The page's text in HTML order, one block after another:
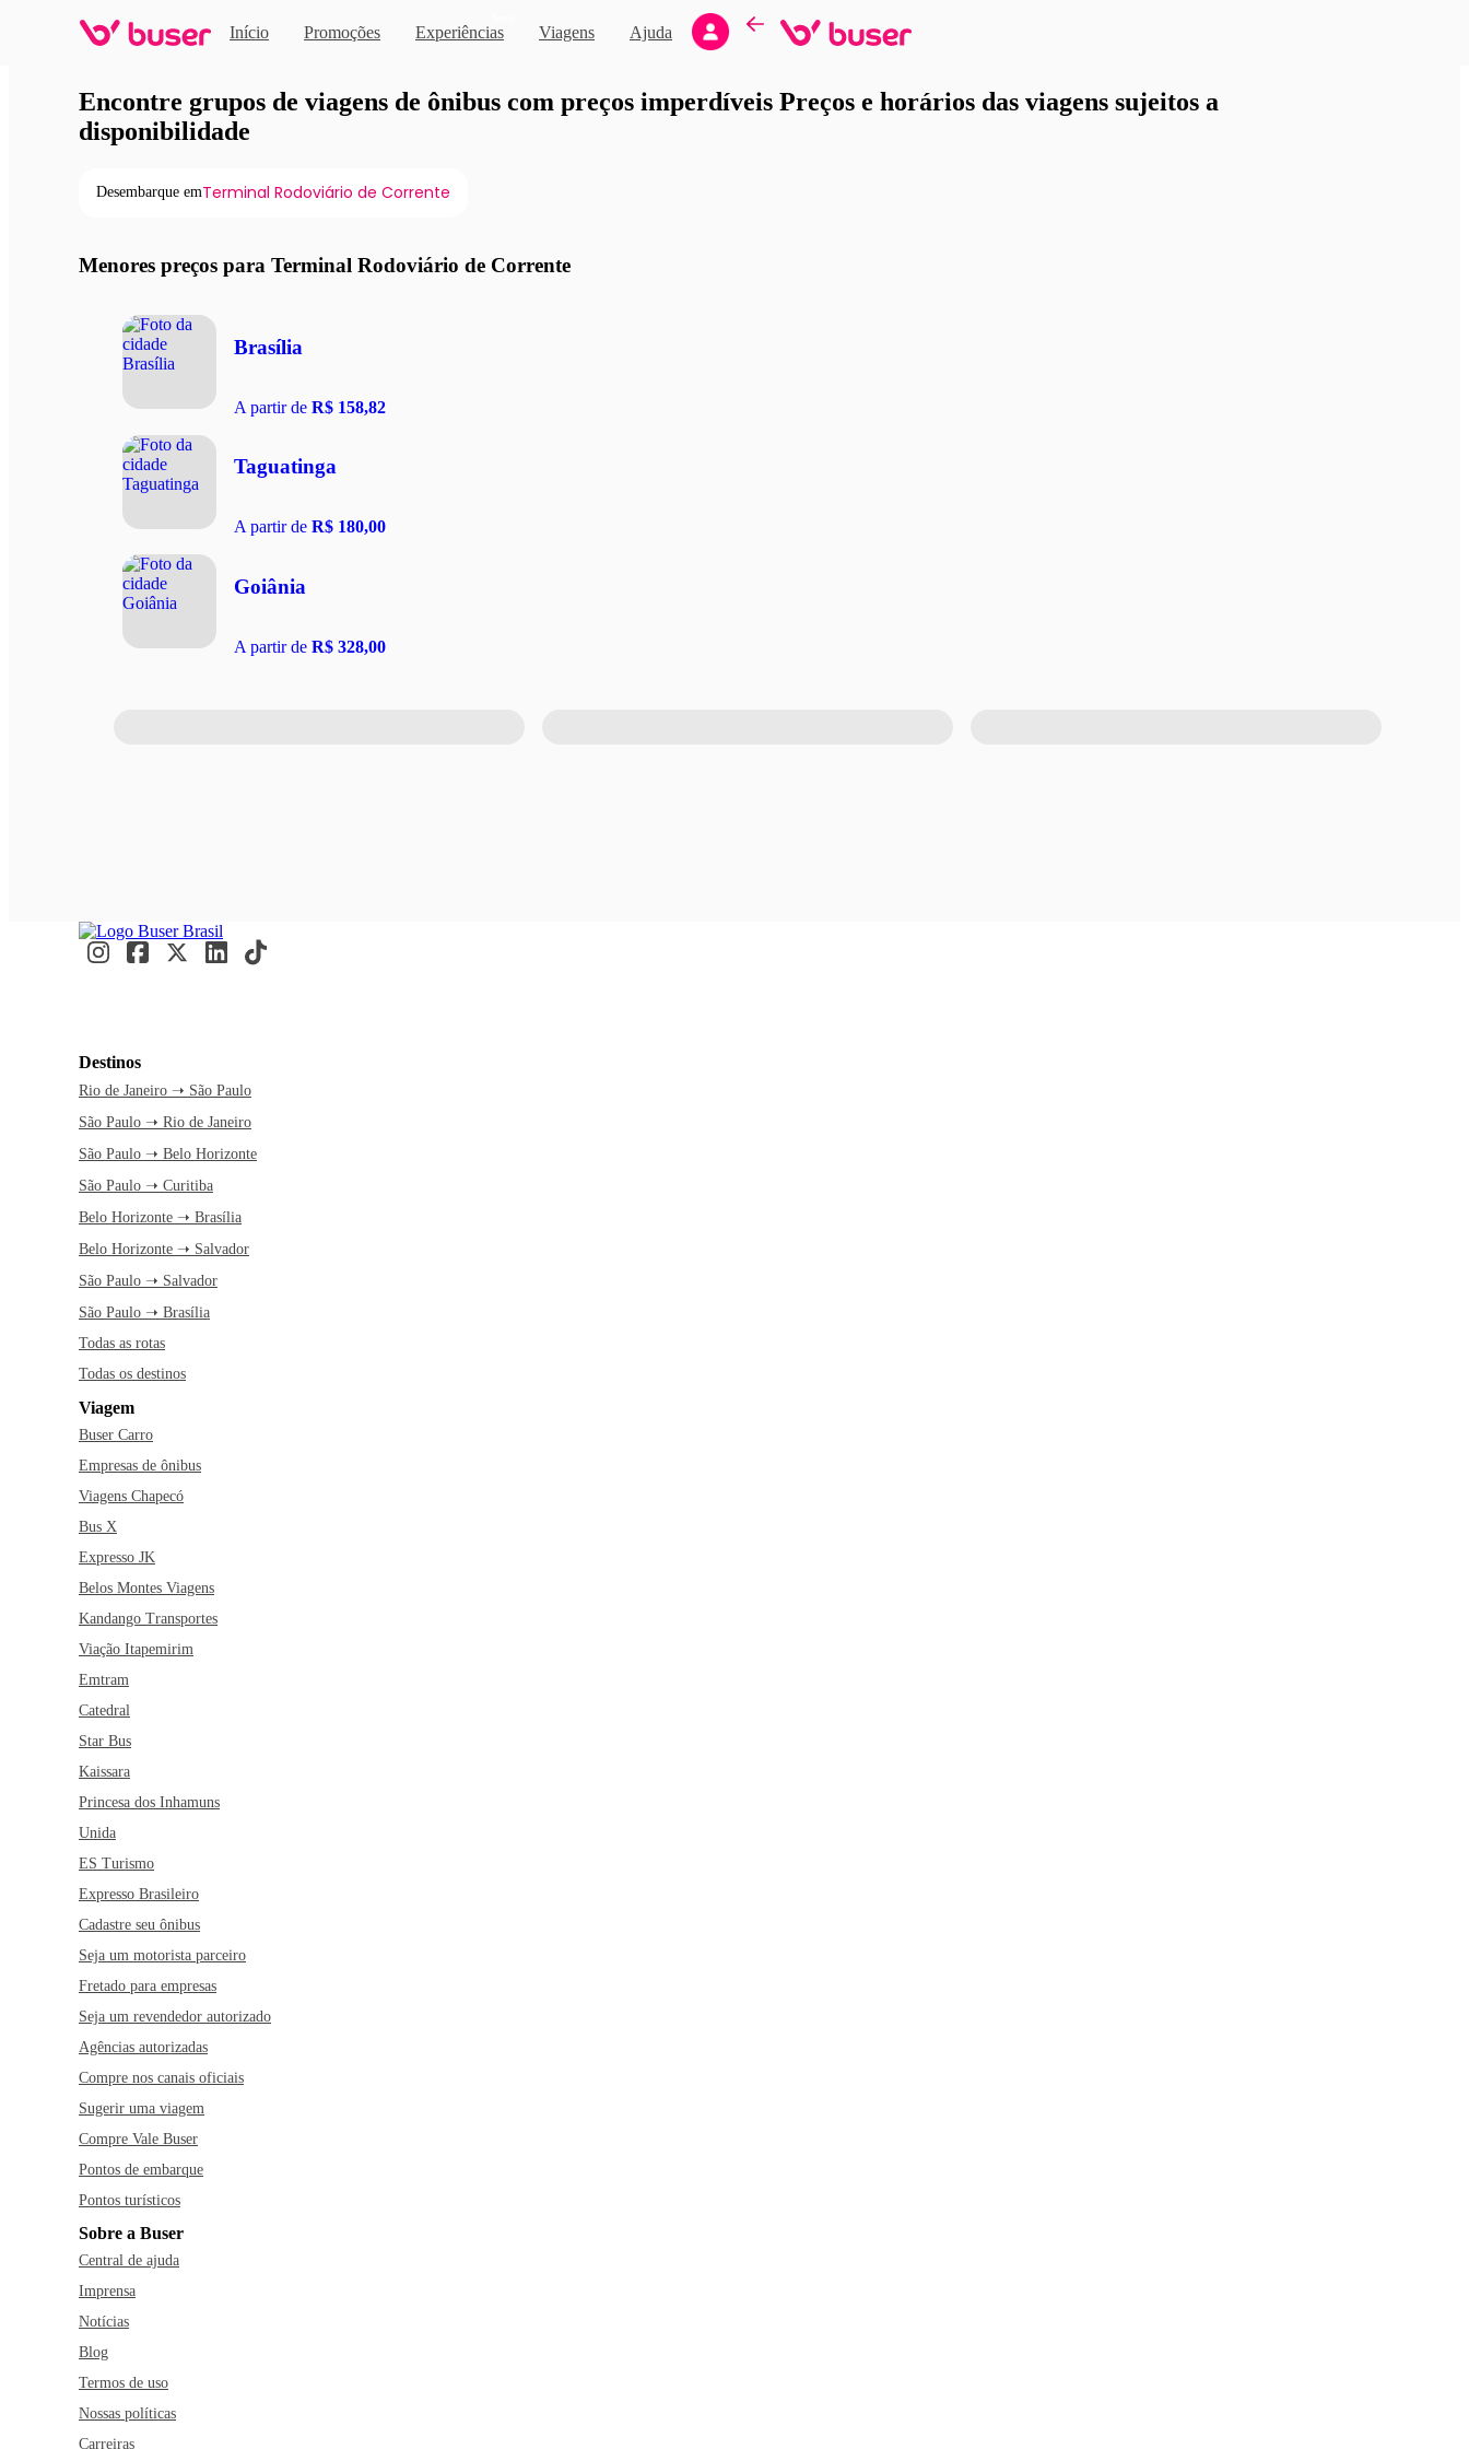
Início Promoções Experiências Viagens Ajuda
Viagens de ônibus em promoção
Encontre grupos de viagens de ônibus com preços imperdíveis Preços e horários das viagens sujeitos a
disponibilidade
Desembarque emTerminal Rodoviário de Corrente
Menores preços para Terminal Rodoviário de Corrente
Brasília
A partir de R$ 158,82
Taguatinga
A partir de R$ 180,00
Goiânia
A partir de R$ 328,00
Destinos
Rio de Janeiro ➝ São Paulo
São Paulo ➝ Rio de Janeiro
São Paulo ➝ Belo Horizonte
São Paulo ➝ Curitiba
Belo Horizonte ➝ Brasília
Belo Horizonte ➝ Salvador
São Paulo ➝ Salvador
São Paulo ➝ Brasília
Todas as rotas
Todas os destinos
Viagem
Buser Carro
Empresas de ônibus
Viagens Chapecó
Bus X
Expresso JK
Belos Montes Viagens
Kandango Transportes
Viação Itapemirim
Emtram
Catedral
Star Bus
Kaissara
Princesa dos Inhamuns
Unida
ES Turismo
Expresso Brasileiro
Cadastre seu ônibus
Seja um motorista parceiro
Fretado para empresas
Seja um revendedor autorizado
Agências autorizadas
Compre nos canais oficiais
Sugerir uma viagem
Compre Vale Buser
Pontos de embarque
Pontos turísticos
Sobre a Buser
Central de ajuda
Imprensa
Notícias
Blog
Termos de uso
Nossas políticas
Carreiras